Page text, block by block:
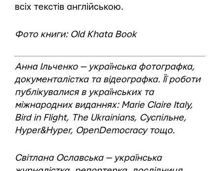
всіх текстів англійською.
Фото книги: Old Khata Book
Анна Ільченко — українська фотографка,
документалістка та відеографка. Її роботи
публікувалися в українських та
міжнародних виданнях: Marie Claire Italy,
Bird in Flight, The Ukrainians, Cуспільне,
Hyper&Hyper, OpenDemocracy тощо.
Світлана Ославська — українська